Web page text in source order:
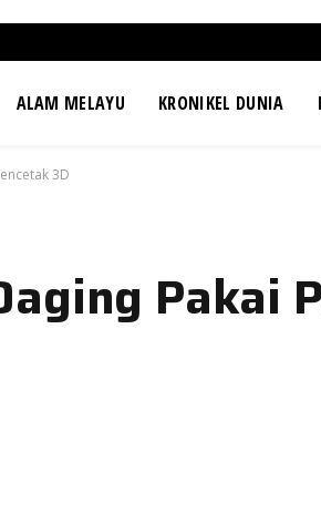
ALAM MELAYU KRONIKEL DUNIA
3D
Pakai